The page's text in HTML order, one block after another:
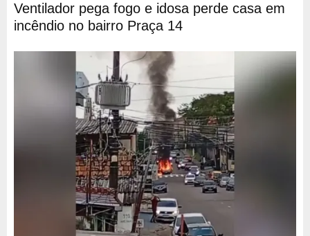
Ventilador pega fogo e idosa perde casa em
incêndio no bairro Praça 14